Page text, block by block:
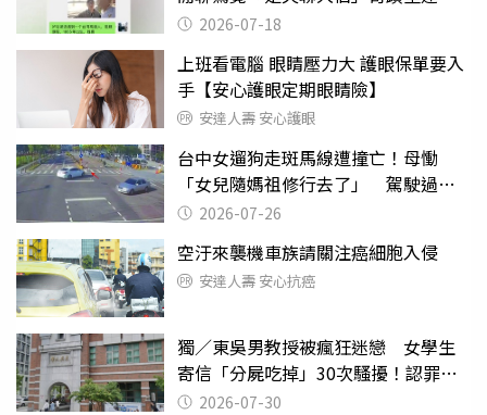
2026-07-18
上班看電腦 眼睛壓力大 護眼保單要入
手【安心護眼定期眼睛險】
安達人壽 安心護眼
台中女遛狗走斑馬線遭撞亡！母慟
「女兒隨媽祖修行去了」 駕駛過失
致死判9月
2026-07-26
空汙來襲機車族請關注癌細胞入侵
安達人壽 安心抗癌
獨／東吳男教授被瘋狂迷戀 女學生
寄信「分屍吃掉」30次騷擾！認罪免
關 2026-07-30